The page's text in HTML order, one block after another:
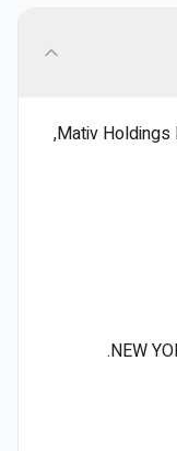
להלן ניתוח פוטנציאל עבור Mativ Holdings Inc (MATV),